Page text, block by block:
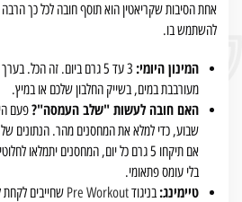
אחת הסיבות שקריאטין הוא תוסף חובה לכל כך
להשתמש בו.
המינון היומי:
3 עד 5 גרם ביום. זה הכל.
מעורבבת במים, בשייק החלבון שלכם או במיץ.
האם חובה לעשות "שלב העמסה"?
שבוע, כדי למלא את המחסנים מהר. הנתונים
בלי עומס פתאומי.
טיימינג: בניגודPre Workout שחייבים לקחת